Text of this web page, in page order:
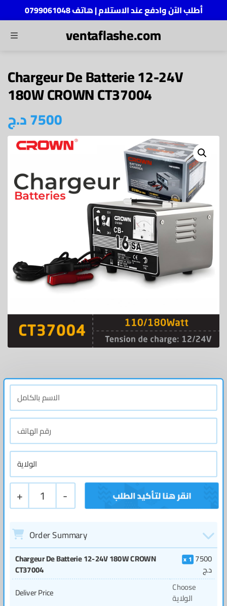
أطلب الآن وادفع عند الاستلام | هاتف 0799061048
MENU ventaflashe.com
Chargeur De Batterie 12-24V
180W CROWN CT37004
7500د.ج
+ 1 -
Order Summary
Chargeur De Batterie 12-24V 180W CROWN
CT37004
1 7500
د.ج
Deliver Price
Choose
الولاية